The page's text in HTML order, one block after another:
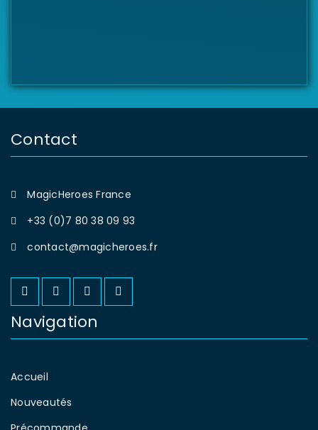
Contact
MagicHeroes France
+33 (0)7 80 38 09 93
contact@magicheroes.fr
Navigation
Accueil
Nouveautés